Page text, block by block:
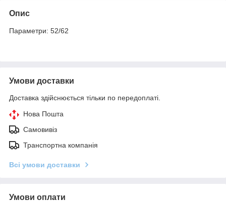
Опис
Параметри: 52/62
Умови доставки
Доставка здійснюється тільки по передоплаті.
Нова Пошта
Самовивіз
Транспортна компанія
Всі умови доставки
Умови оплати